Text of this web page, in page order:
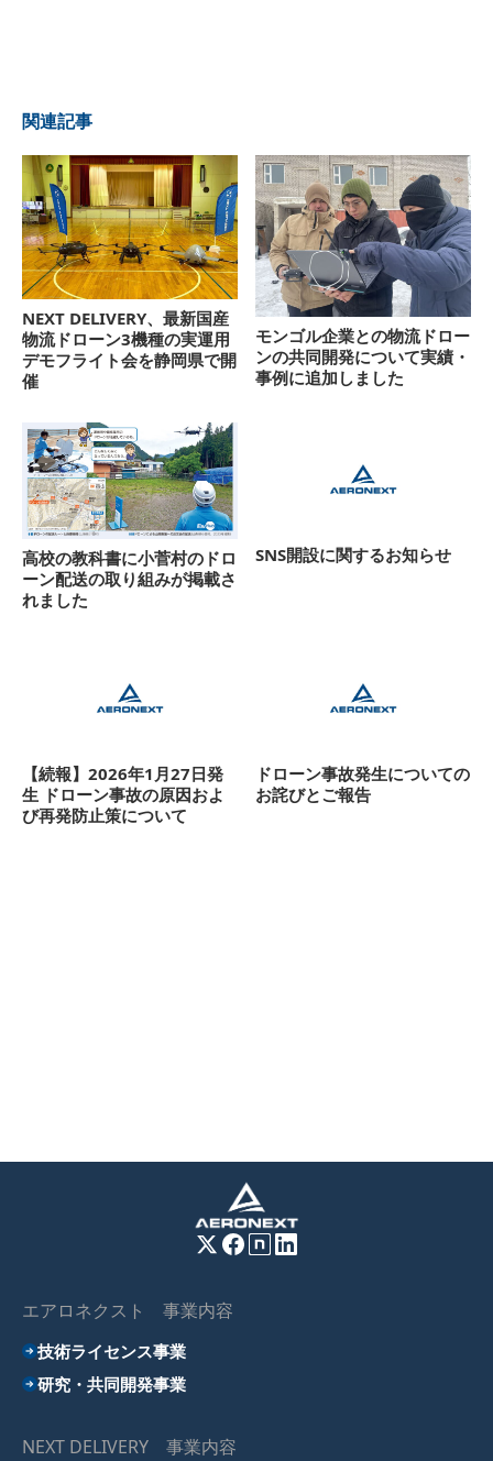
関連記事
NEXT DELIVERY、最新国産
物流ドローン3機種の実運用
デモフライト会を静岡県で開
催
モンゴル企業との物流ドロー
ンの共同開発について実績・
事例に追加しました
高校の教科書に小菅村のドロ
ーン配送の取り組みが掲載さ
れました
SNS開設に関するお知らせ
【続報】2026年1月27日発
生 ドローン事故の原因およ
び再発防止策について
ドローン事故発生についての
お詫びとご報告
エアロネクスト 事業内容
技術ライセンス事業
研究・共同開発事業
NEXT DELIVERY 事業内容